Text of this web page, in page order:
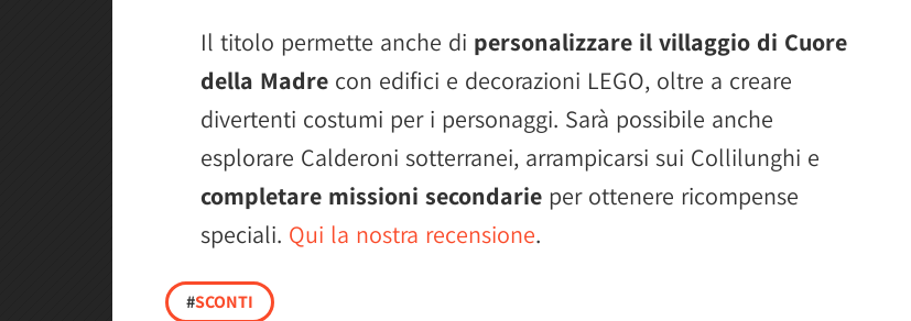
Il titolo permette anche di personalizzare il villaggio di Cuore
della Madre con edifici e decorazioni LEGO, oltre a creare
divertenti costumi per i personaggi. Sarà possibile anche
esplorare Calderoni sotterranei, arrampicarsi sui Collilunghi e
completare missioni secondarie per ottenere ricompense
speciali. Qui la nostra recensione.
#SCONTI